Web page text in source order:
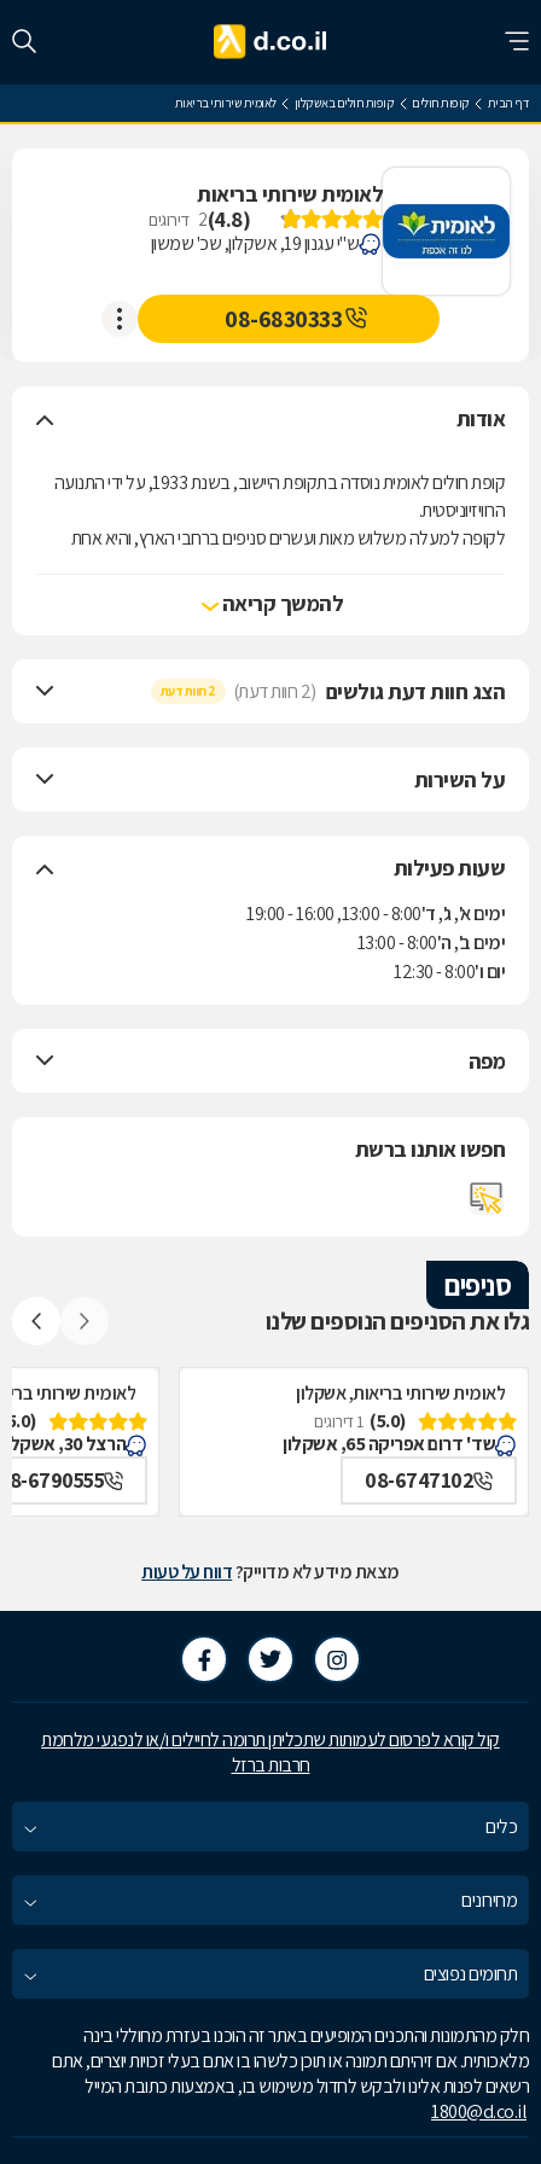
דף הבית קופות חולים קופות חולים באשקלון לאומית שירותי בריאות
לאומית שירותי בריאות
(
4.8
)
2 דירוגים
ש"י עגנון 19, אשקלון, שכ' שמשון
08-6830333
אודות
קופת חולים לאומית נוסדה בתקופת היישוב, בשנת 1933, על ידי התנועה
הרוויזיוניסטית.
לקופה למעלה משלוש מאות ועשרים סניפים ברחבי הארץ, והיא אחת
להמשך קריאה
הצג חוות דעת גולשים (2 חוות דעת) 2 חוות דעת
על השירות
שעות פעילות
ימים א', ג', ד'8:00 - 13:00, 16:00 - 19:00
ימים ב', ה'8:00 - 13:00
יום ו'8:00 - 12:30
מפה
חפשו אותנו ברשת
סניפים
גלו את הסניפים הנוספים שלנו
לאומית שירותי בריאות, אשקלון
(5.0)
1 דירוגים
שד' דרום אפריקה 65, אשקלון
08-6747102
לאומית שירותי
(5.0)
הרצל 30, אשקלון
6790555
מצאת מידע לא מדוייק?דווח על טעות
קול קורא לפרסום לעמותות שתכליתן תרומה לחיילים ו/או לנפגעי מלחמת
חרבות ברזל
כלים
מחירונים
תחומים נפוצים
חלק מהתמונות והתכנים המופיעים באתר זה הוכנו בעזרת מחוללי בינה
מלאכותית. אם זיהיתם תמונה או תוכן כלשהו בו אתם בעלי זכויות יוצרים, אתם
רשאים לפנות אלינו ולבקש לחדול משימוש בו, באמצעות כתובת המייל
1800@d.co.il